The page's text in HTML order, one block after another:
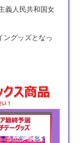
義人民共和国女
ングッズとなっ